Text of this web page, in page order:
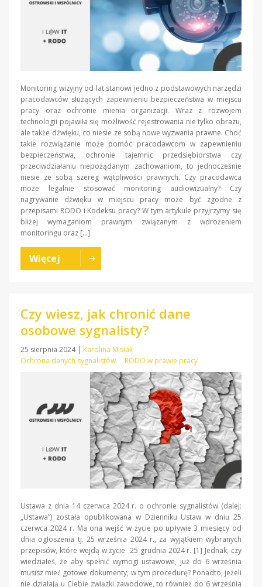
Monitoring wizyjny od lat stanowi jedno z podstawowych narzędzi
pracodawców służących zapewnieniu bezpieczeństwa w miejscu
pracy oraz ochronie mienia organizacji. Wraz z rozwojem
technologii pojawiła się możliwość rejestrowania nie tylko obrazu,
ale także dźwięku, co niesie ze sobą nowe wyzwania prawne. Choć
takie rozwiązanie może pomóc pracodawcom w zapewnieniu
bezpieczeństwa, ochronie tajemnic przedsiębiorstwa czy
przeciwdziałaniu niepożądanym zachowaniom, to jednocześnie
niesie ze sobą szereg wątpliwości prawnych. Czy pracodawca
może legalnie stosować monitoring audiowizualny? Czy
nagrywanie dźwięku w miejscu pracy może być zgodne z
przepisami RODO i Kodeksu pracy? W tym artykule przyjrzymy się
bliżej wymaganiom prawnym związanym z wdrożeniem
monitoringu oraz […]
Więcej
Czy wiesz, jak chronić dane
osobowe sygnalisty?
25 sierpnia 2024
Karolina Misiak
Ochrona danych sygnalistów
RODO w prawie pracy
Ustawa z dnia 14 czerwca 2024 r. o ochronie sygnalistów (dalej:
„Ustawa”) została opublikowana w Dzienniku Ustaw w dniu 25
czerwca 2024 r. Ma ona wejść w życie po upływie 3 miesięcy od
dnia ogłoszenia tj. 25 września 2024 r., za wyjątkiem wybranych
przepisów, które wejdą w życie 25 grudnia 2024 r. [1] Jednak, czy
wiedziałeś, że aby spełnić wymogi ustawowe, już do 6 września
musisz mieć gotowe dokumenty, w tym procedurę? Ponadto, jeżeli
nie działają u Ciebie związki zawodowe, to również do 6 września